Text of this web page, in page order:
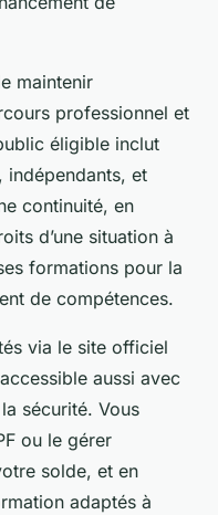
maintenir
professionnel et
éligible inclut
indépendants, et
continuité, en
d’une situation à
formations pour la
de compétences.
via le site officiel
aussi avec
sécurité. Vous
ou le gérer
solde, et en
adaptés à